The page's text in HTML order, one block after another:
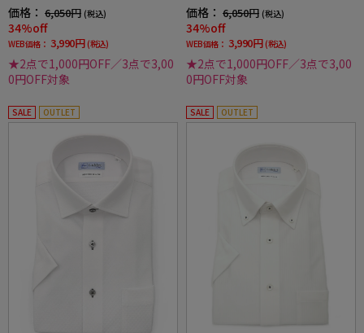
価格： 6,050円 (税込)
34%off
WEB価格： 3,990円 (税込)
★2点で1,000円OFF／3点で3,00
0円OFF対象
shirt春夏
価格： 6,050円 (税込)
34%off
WEB価格： 3,990円 (税込)
★2点で1,000円OFF／3点で3,00
0円OFF対象
SALE OUTLET SALE OUTLET